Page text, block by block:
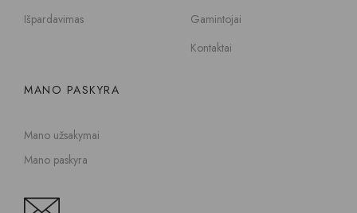
Išpardavimas
Gamintojai
Kontaktai
MANO PASKYRA
Mano užsakymai
Mano paskyra